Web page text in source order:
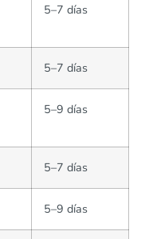
5–7 días
5–7 días
5–9 días
5–7 días
5–9 días